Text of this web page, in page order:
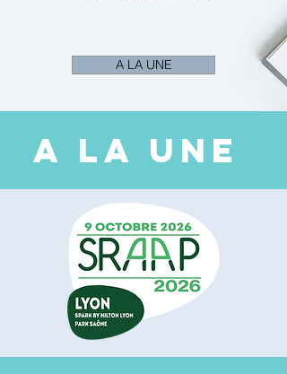
A LA UNE
A LA UNE